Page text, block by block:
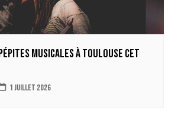
musicales à Toulouse cet
1 juillet 2026